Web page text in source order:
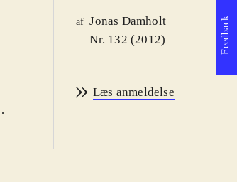
af Jonas Damholt
Nr. 132 (2012)
Læs anmeldelse
Feedback